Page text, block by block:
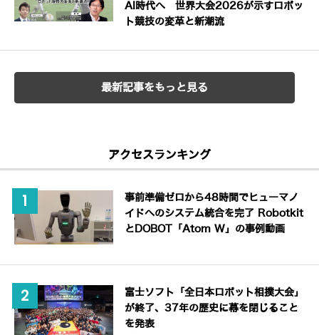
AI時代へ 世界大会2026が示すロボッ
ト競技の変革と新潮流
最新記事をもっと見る
アクセスランキング
事前準備ゼロから48時間でヒューマノ
イドへのシステム統合を完了 Robotkit
とDOBOT「Atom W」の事例動画
富士ソフト「全日本ロボット相撲大会」
が終了、37年の歴史に幕を閉じること
を発表